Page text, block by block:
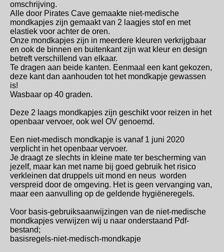
omschrijving.
Alle door Pirates Cave gemaakte niet-medische
mondkapjes zijn gemaakt van 2 laagjes stof en met
elastiek voor achter de oren.
Onze mondkapjes zijn in meerdere kleuren verkrijgbaar
en ook de binnen en buitenkant zijn wat kleur en design
betreft verschillend van elkaar.
Te dragen aan beide kanten. Eenmaal een kant gekozen,
deze kant dan aanhouden tot het mondkapje gewassen
is!
Wasbaar op 40 graden.
Deze 2 laags mondkapjes zijn geschikt voor reizen in het
openbaar vervoer, ook wel OV genoemd.
Een niet-medisch mondkapje is vanaf 1 juni 2020
verplicht in het openbaar vervoer.
Je draagt ze slechts in kleine mate ter bescherming van
jezelf, maar kan met name bij goed gebruik het risico
verkleinen dat druppels uit mond en neus worden
verspreid door de omgeving. Het is geen vervanging van,
maar een aanvulling op de geldende hygiëneregels.
Voor basis-gebruiksaanwijzingen van de niet-medische
mondkapjes verwijzen wij u naar onderstaand Pdf-
bestand;
basisregels-niet-medisch-mondkapje